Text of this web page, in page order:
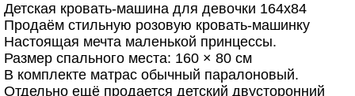
Детская кровать-машина для девочки 164х84
Продаём стильную розовую кровать-машинку
Настоящая мечта маленькой принцессы.
Размер спального места: 160 × 80 см
В комплекте матрас обычный паралоновый.
Отдельно ещё продается детский двусторонний